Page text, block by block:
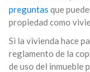
preguntas que
propiedad como
Si la vivienda hace
reglamento de la
de uso del inmueble